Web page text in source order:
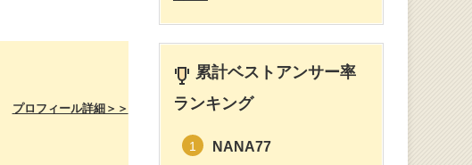
プロフィール詳細＞＞
累計ベストアンサー率
ランキング
1 NANA77